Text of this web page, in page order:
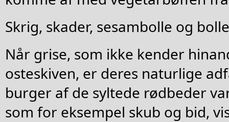
Skrig, skader, sesambolle og
Når grise, som ikke kender
osteskiven, er deres naturlige
burger af de syltede rødbeder
som for eksempel skub og bid,